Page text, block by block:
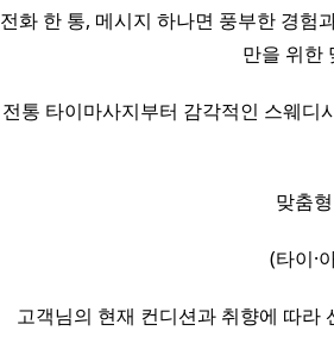
전화 한 통, 메시지 하나면 풍부한 경험
만을 위한
전통 타이마사지부터 감각적인 스웨디
맞춤
(타이·
고객님의 현재 컨디션과 취향에 따라